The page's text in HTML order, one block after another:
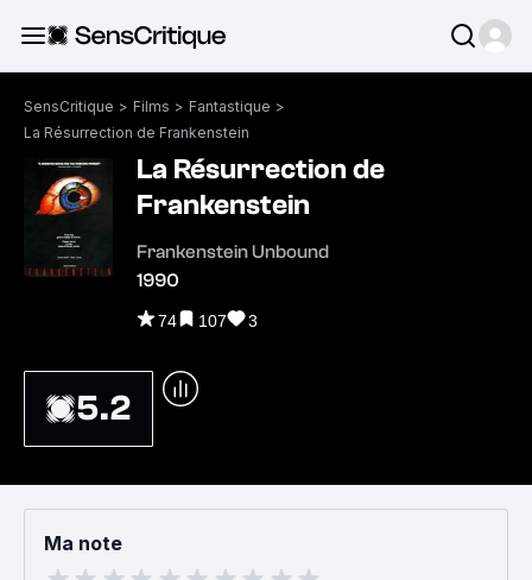
SensCritique > Films > Fantastique >
La Résurrection de Frankenstein
La Résurrection de
Frankenstein
Frankenstein Unbound
1990
74 107 3
5.2
Ma note